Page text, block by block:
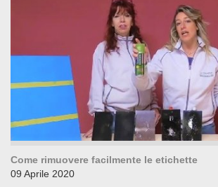
Come rimuovere facilmente le etichette
09 Aprile 2020